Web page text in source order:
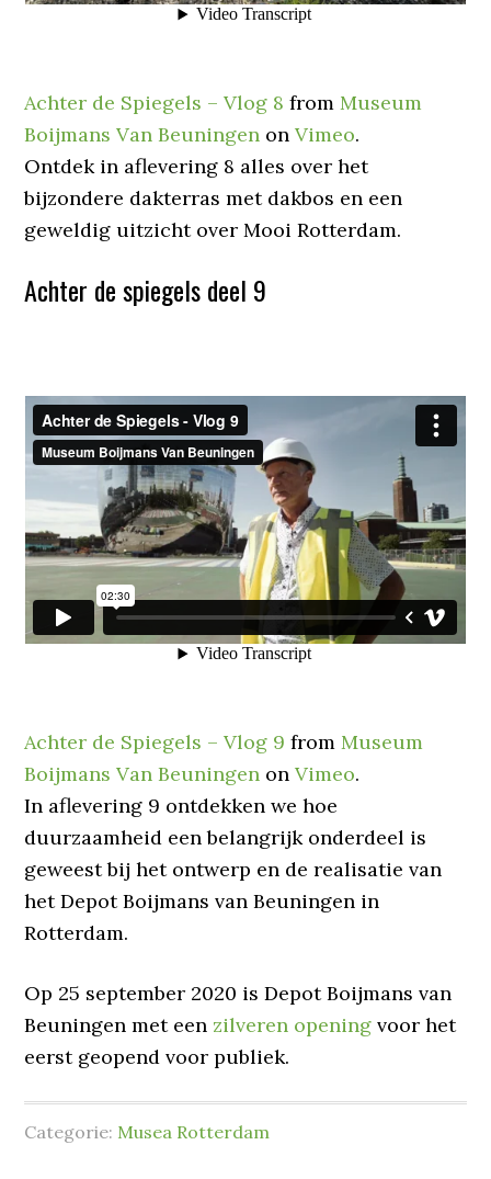
Achter de Spiegels – Vlog 8 fromMuseum
Boijmans Van Beuningen onVimeo.
Ontdek in aflevering 8 alles over het
bijzondere dakterras met dakbos en een
geweldig uitzicht over Mooi Rotterdam.
Achter de spiegels deel 9
Achter de Spiegels – Vlog 9 fromMuseum
Boijmans Van Beuningen onVimeo.
In aflevering 9 ontdekken we hoe
duurzaamheid een belangrijk onderdeel is
geweest bij het ontwerp en de realisatie van
het Depot Boijmans van Beuningen in
Rotterdam.
Op 25 september 2020 is Depot Boijmans van
Beuningen met een zilveren opening voor het
eerst geopend voor publiek.
Categorie: Musea Rotterdam